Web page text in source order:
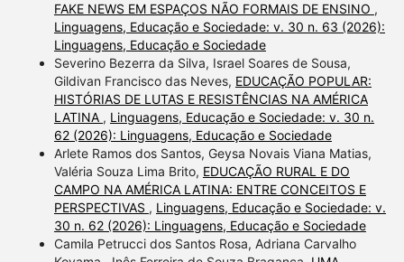
FAKE NEWS EM ESPAÇOS NÃO FORMAIS DE ENSINO ,
Linguagens, Educação e Sociedade: v. 30 n. 63 (2026):
Linguagens, Educação e Sociedade
Severino Bezerra da Silva, Israel Soares de Sousa,
Gildivan Francisco das Neves, EDUCAÇÃO POPULAR:
HISTÓRIAS DE LUTAS E RESISTÊNCIAS NA AMÉRICA
LATINA , Linguagens, Educação e Sociedade: v. 30 n.
62 (2026): Linguagens, Educação e Sociedade
Arlete Ramos dos Santos, Geysa Novais Viana Matias,
Valéria Souza Lima Brito, EDUCAÇÃO RURAL E DO
CAMPO NA AMÉRICA LATINA: ENTRE CONCEITOS E
PERSPECTIVAS , Linguagens, Educação e Sociedade: v.
30 n. 62 (2026): Linguagens, Educação e Sociedade
Camila Petrucci dos Santos Rosa, Adriana Carvalho